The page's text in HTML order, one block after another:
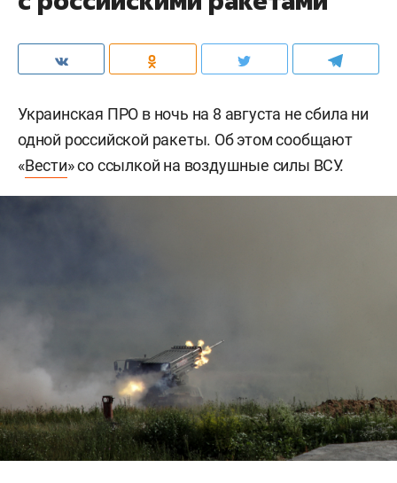
Украинская ПРО в ночь на 8 августа не сбила ни
одной российской ракеты. Об этом сообщают
«Вести» со ссылкой на воздушные силы ВСУ.